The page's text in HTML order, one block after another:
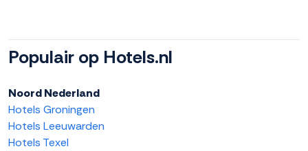
Populair op Hotels.nl
Noord Nederland
Hotels Groningen
Hotels Leeuwarden
Hotels Texel